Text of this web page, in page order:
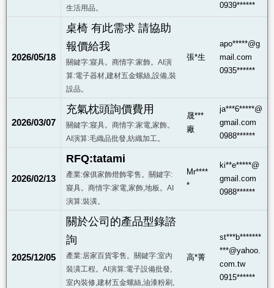
生活用品。
0939******
2026/05/18
桌椅 有此需求 請協助
報價給我
關鍵字:寢具。商情字:家飾。AI演
算:電子器材,建材五金螺絲,設備,裝
設品。
張*生
apo*****@g
mail.com
0935******
2026/03/07
充氣枕頭詢價費用
關鍵字:寢具。商情字:家電,家飾。
AI演算:毛織品批發,紡織加工。
晟***
廠
ja***6*****@
gmail.com
0988******
2026/02/13
RFQ:tatami
產業:傢俱家飾燈飾零售。關鍵字:
寢具。商情字:家電,家飾,地板。AI
演算:裝潢。
Mr****
*
ki**e*****@
gmail.com
0988******
2025/12/05
關於公司的產品型錄諮
詢
產業:居家百貨零售。關鍵字:室內
裝潢工程。AI演算:電子設備批發,
室內裝修,建材五金螺絲,油漆粉刷,
高*菁
st***b*******
***@yahoo.
com.tw
0915******